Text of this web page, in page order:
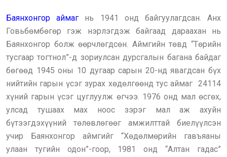
Баянхонгор аймаг нь 1941 онд байгуулагдсан. Анх
Говьбөмбөгөр гэж нэрлэгдэж байгаад дараахан нь
Баянхонгор болж өөрчлөгдсөн. Аймгийн төвд “Төрийн
тусгаар тогтнол”-д зориулсан дурсгалын багана байдаг
бөгөөд 1945 оны 10 дугаар сарын 20-нд явагдсан бүх
нийтийн гарын үсэг зурах хөдөлгөөнд тус аймаг 24114
хүний гарын үсэг цуглуулж өгчээ. 1976 онд мал өсгөх,
улсад тушаах мах ноос зэрэг мал аж ахуйн
бүтээгдэхүүний төлөвлөгөөг амжилттай биелүүлсэн
учир Баянхонгор аймгийг “Хөдөлмөрийн гавъяаны
улаан тугийн одон”-гоор, 1981 онд “Алтан гадас”